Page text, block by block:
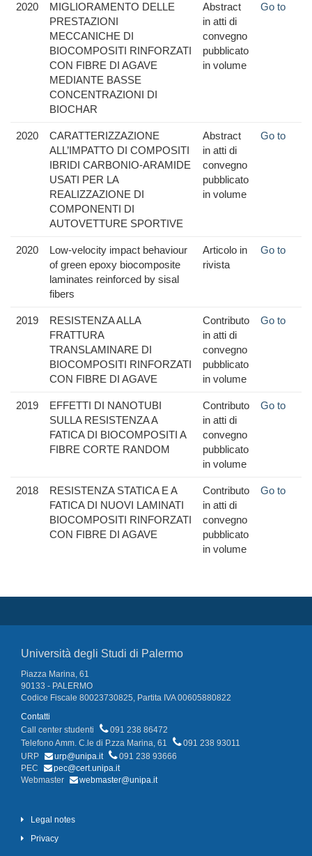
2020
MIGLIORAMENTO DELLE
PRESTAZIONI
MECCANICHE DI
BIOCOMPOSITI RINFORZATI
CON FIBRE DI AGAVE
MEDIANTE BASSE
CONCENTRAZIONI DI
BIOCHAR
Abstract
in atti di
convegno
pubblicato
in volume
Go to
2020
CARATTERIZZAZIONE
ALL’IMPATTO DI COMPOSITI
IBRIDI CARBONIO-ARAMIDE
USATI PER LA
REALIZZAZIONE DI
COMPONENTI DI
AUTOVETTURE SPORTIVE
Abstract
in atti di
convegno
pubblicato
in volume
Go to
2020
Low-velocity impact behaviour
of green epoxy biocomposite
laminates reinforced by sisal
fibers
Articolo in
rivista
Go to
2019
RESISTENZA ALLA
FRATTURA
TRANSLAMINARE DI
BIOCOMPOSITI RINFORZATI
CON FIBRE DI AGAVE
Contributo
in atti di
convegno
pubblicato
in volume
Go to
2019
EFFETTI DI NANOTUBI
SULLA RESISTENZA A
FATICA DI BIOCOMPOSITI A
FIBRE CORTE RANDOM
Contributo
in atti di
convegno
pubblicato
in volume
Go to
2018
RESISTENZA STATICA E A
FATICA DI NUOVI LAMINATI
BIOCOMPOSITI RINFORZATI
CON FIBRE DI AGAVE
Contributo
in atti di
convegno
pubblicato
in volume
Go to
Università degli Studi di Palermo
Piazza Marina, 61
90133 - PALERMO
Codice Fiscale 80023730825, Partita IVA 00605880822
Contatti
Call center studenti
091 238 86472
Telefono Amm. C.le di P.zza Marina, 61
091 238 93011
URP
urp@unipa.it
091 238 93666
PEC
pec@cert.unipa.it
Webmaster
webmaster@unipa.it
Legal notes
Privacy